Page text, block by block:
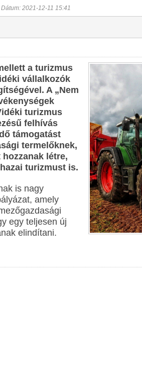
2021-12-11 15:41
a turizmus
vállalkozók
A „Nem
turizmus
felhívás
támogatást
termelőknek,
létre,
turizmust is.
is nagy
amely
egy teljesen új
elindítani.